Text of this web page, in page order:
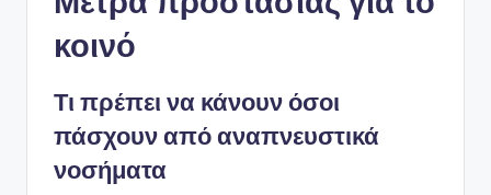
κοινό
Τι πρέπει να κάνουν όσοι
πάσχουν από αναπνευστικά
νοσήματα